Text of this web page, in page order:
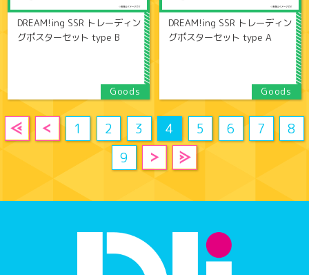
DREAM!ing SSR トレーディン
グポスターセット type B
DREAM!ing SSR トレーディン
グポスターセット type A
1 2 3 4 5 6 7
8
9